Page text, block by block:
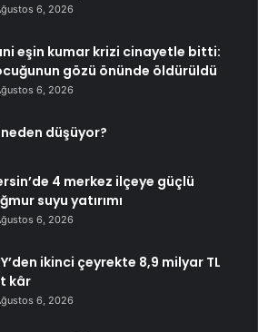
6, 2026
eşin kumar krizi cinayetle bitti:
gözü önünde öldürüldü
6, 2026
düşüyor?
4 merkez ilçeye güçlü
suyu yatırımı
6, 2026
ikinci çeyrekte 8,9 milyar TL
kâr
6, 2026